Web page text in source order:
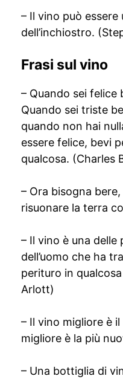
– Il vino può
dell’inchiostro.
Frasi sul vino
– Quando sei felice
Quando sei triste
quando non hai
essere felice, bevi
qualcosa. (Charles
– Ora bisogna
risuonare la terra
– Il vino è una
dell’uomo che ha
perituro in
Arlott)
– Il vino migliore è il
migliore è la più
– Una bottiglia di